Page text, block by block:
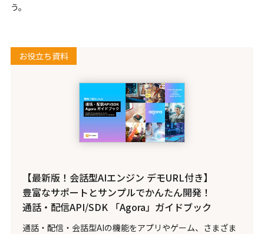
う。
お役立ち資料
【最新版！会話型AIエンジン デモURL付き】
豊富なサポートとサンプルでかんたん開発！
通話・配信API/SDK 「Agora」ガイドブック
通話・配信・会話型AIの機能をアプリやゲーム、さまざま